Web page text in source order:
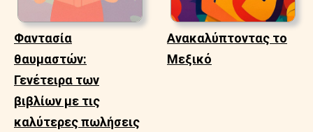
Φαντασία
θαυμαστών:
Γενέτειρα των
βιβλίων με τις
καλύτερες πωλήσεις
Ανακαλύπτοντας το
Μεξικό